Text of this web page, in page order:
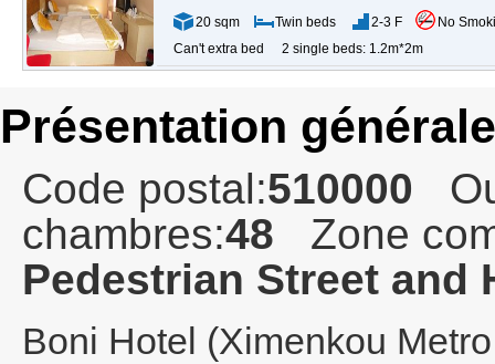
20 sqm Twin beds 2-3 F
No
Can't extra bed
2 single beds: 1.2m*2m
Présentation générale
Code postal:510000
chambres:48
Zone
Pedestrian Street and
Boni Hotel (Ximenkou